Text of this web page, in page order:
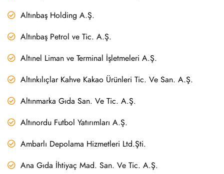
Altınbaş Holding A.Ş.
Altınbaş Petrol ve Tic. A.Ş.
Altınel Liman ve Terminal İşletmeleri A.Ş.
Altınkılıçlar Kahve Kakao Ürünleri Tic. Ve San. A.Ş.
Altınmarka Gıda San. Ve Tic. A.Ş.
Altınordu Futbol Yatırımları A.Ş.
Ambarlı Depolama Hizmetleri Ltd.Şti.
Ana Gıda İhtiyaç Mad. San. Ve Tic. A.Ş.